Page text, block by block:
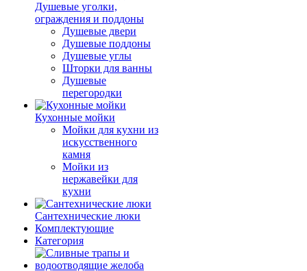
Душевые уголки,
ограждения и поддоны
Душевые двери
Душевые поддоны
Душевые углы
Шторки для ванны
Душевые
перегородки
Кухонные мойки
Мойки для кухни из
искусственного
камня
Мойки из
нержавейки для
кухни
Сантехнические люки
Комплектующие
Категория